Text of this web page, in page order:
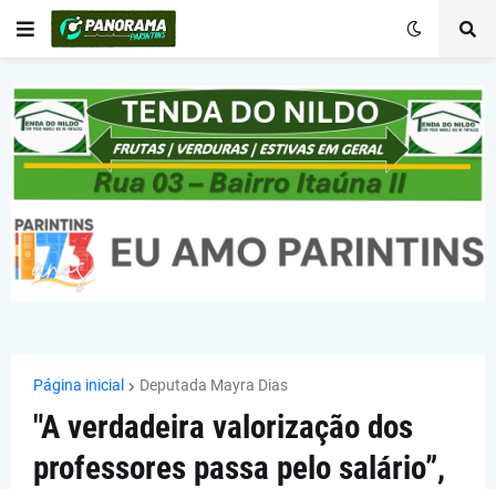
Página inicial Deputada Mayra Dias
"A verdadeira valorização dos
professores passa pelo salário”,